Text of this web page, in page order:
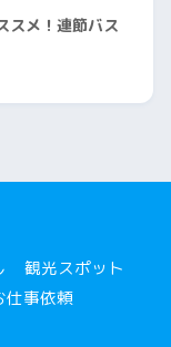
スメ！連節バス
観光スポット
仕事依頼